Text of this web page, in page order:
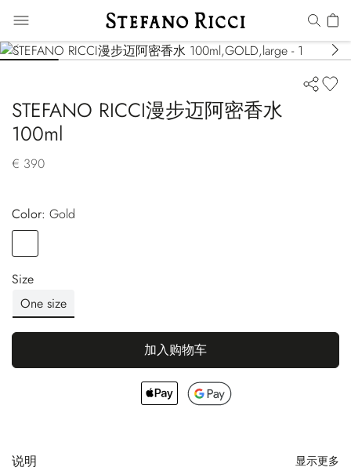
STEFANO RICCI漫步迈阿密香水
100ml
€ 390
Color:
gold
Size
One size
加入购物车
说明 显示更多